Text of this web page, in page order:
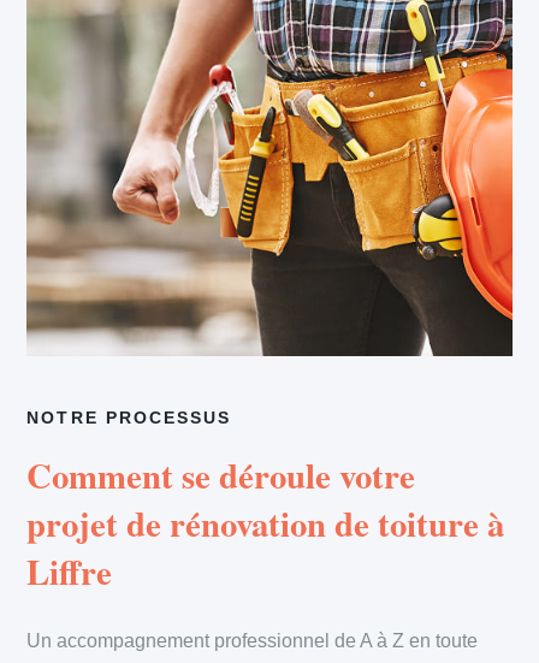
NOTRE PROCESSUS
Comment se déroule votre
projet de rénovation de toiture à
Liffre
Un accompagnement professionnel de A à Z en toute